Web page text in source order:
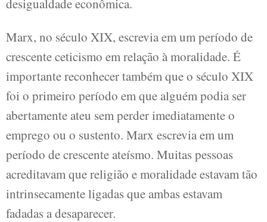
desigualdade econômica.
Marx, no século XIX, escrevia em um período de
crescente ceticismo em relação à moralidade. É
importante reconhecer também que o século XIX
foi o primeiro período em que alguém podia ser
abertamente ateu sem perder imediatamente o
emprego ou o sustento. Marx escrevia em um
período de crescente ateísmo. Muitas pessoas
acreditavam que religião e moralidade estavam tão
intrinsecamente ligadas que ambas estavam
fadadas a desaparecer.